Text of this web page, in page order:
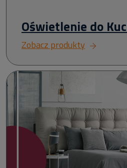
Oświetlenie do
Zobacz produkty